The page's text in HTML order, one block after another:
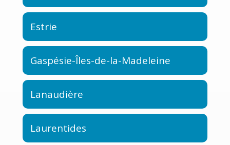
Estrie
Gaspésie-Îles-de-la-Madeleine
Lanaudière
Laurentides